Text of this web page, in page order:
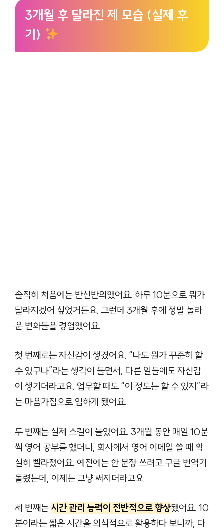
3개월 후 달라진 제 모습 (실제 후
기)
솔직히 처음에는 반신반의했어요. 하루 10분으로 뭐가
달라지겠어 싶었거든요. 그런데 3개월 후에 정말 놀라
운 변화들을 경험했어요.
첫 번째로는 자신감이 생겼어요. “나도 뭔가 꾸준히 할
수 있구나”라는 생각이 들면서, 다른 일들에도 자신감
이 생기더라고요. 업무할 때도 “이 정도는 할 수 있지”라
는 마음가짐으로 임하게 됐어요.
두 번째는 실제 스킬이 늘었어요. 3개월 동안 매일 10분
씩 영어 공부를 했더니, 회사에서 영어 이메일 쓸 때 확
실히 빨라졌어요. 예전에는 한 문장 쓰려고 구글 번역기
돌렸는데, 이제는 그냥 써지더라고요.
세 번째는 시간 관리 능력이 전반적으로 향상됐어요. 10
분이라는 짧은 시간을 의식적으로 활용하다 보니까, 다